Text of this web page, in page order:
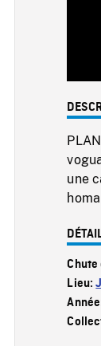
une
Chute
Lieu: